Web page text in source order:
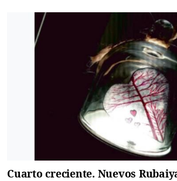
Cuarto creciente. Nuevos